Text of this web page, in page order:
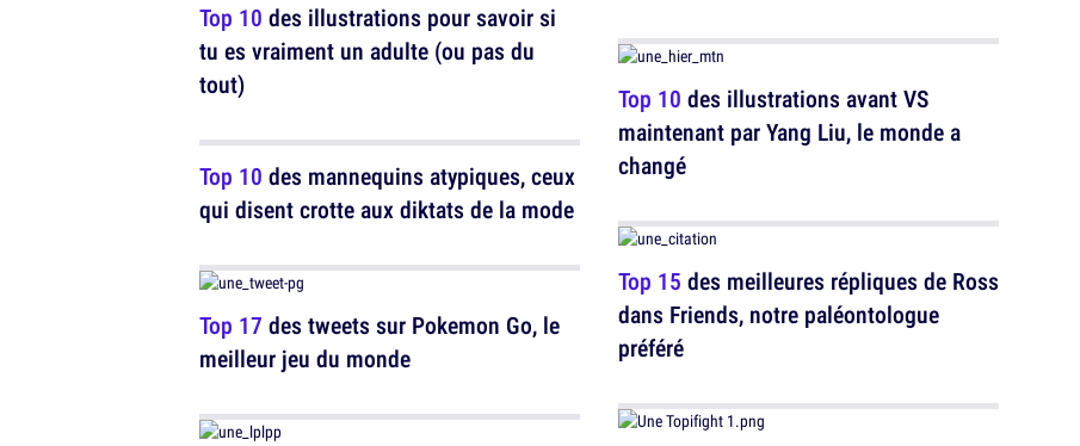
Top 10 des illustrations pour savoir si
tu es vraiment un adulte (ou pas du
tout)
Top 10 des mannequins atypiques, ceux
qui disent crotte aux diktats de la mode
Top 17 des tweets sur Pokemon Go, le
meilleur jeu du monde
Top 10 des illustrations avant VS
maintenant par Yang Liu, le monde a
changé
Top 15 des meilleures répliques de Ross
dans Friends, notre paléontologue
préféré